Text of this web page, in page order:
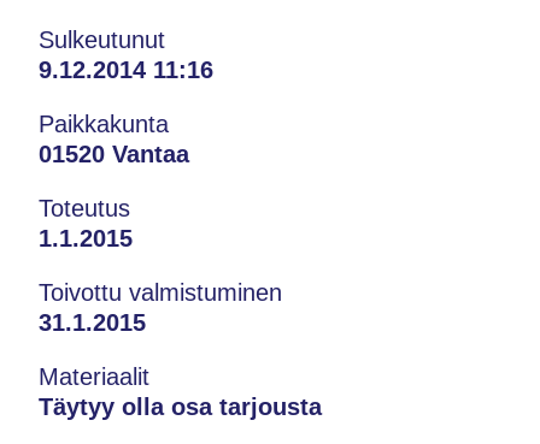
Sulkeutunut
9.12.2014 11:16
Paikkakunta
01520 Vantaa
Toteutus
1.1.2015
Toivottu valmistuminen
31.1.2015
Materiaalit
Täytyy olla osa tarjousta